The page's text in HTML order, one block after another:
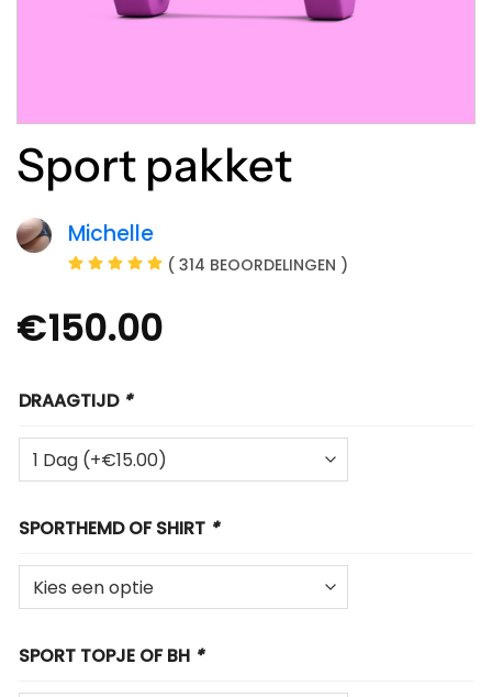
Sport pakket
Michelle
( 314 BEOORDELINGEN )
€150.00
DRAAGTIJD *
SPORTHEMD OF SHIRT *
SPORT TOPJE OF BH *